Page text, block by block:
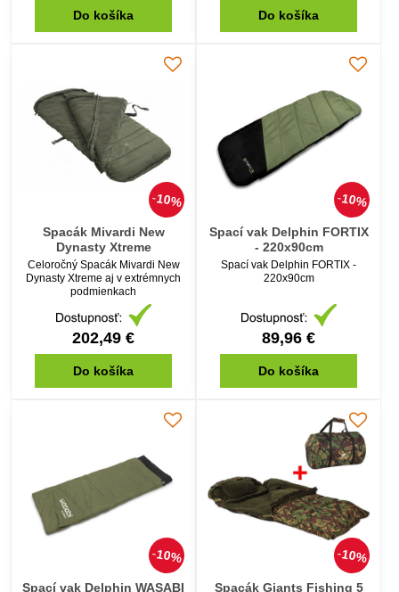
Do košíka Do košíka
10%
Spacák Mivardi New
Dynasty Xtreme
Celoročný Spacák Mivardi New
Dynasty Xtreme aj v extrémnych
podmienkach
202,49 €
Do košíka
10%
Spací vak Delphin FORTIX
- 220x90cm
Spací vak Delphin FORTIX -
220x90cm
89,96 €
Do košíka
10%
Spací vak Delphin WASABI
10%
Spacák Giants Fishing 5